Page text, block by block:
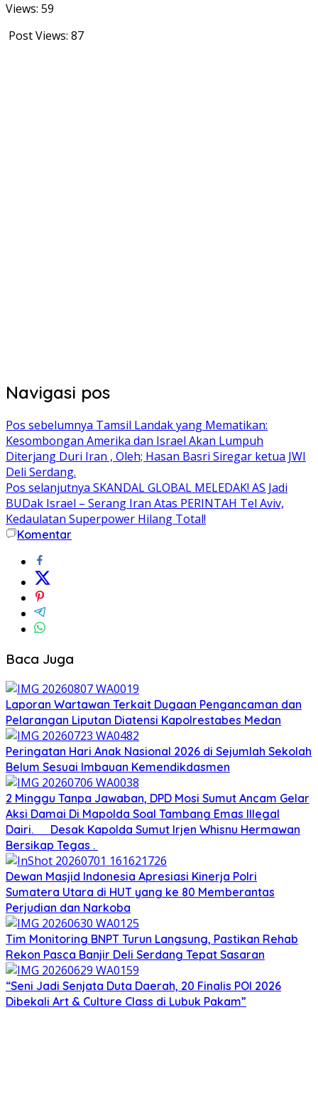
Views: 59
Post Views: 87
Navigasi pos
Pos sebelumnya Tamsil Landak yang Mematikan:
Kesombongan Amerika dan Israel Akan Lumpuh
Diterjang Duri Iran , Oleh; Hasan Basri Siregar ketua JWI
Deli Serdang.
Pos selanjutnya SKANDAL GLOBAL MELEDAK! AS Jadi
BUDak Israel – Serang Iran Atas PERINTAH Tel Aviv,
Kedaulatan Superpower Hilang Total!
Komentar
Baca Juga
Laporan Wartawan Terkait Dugaan Pengancaman dan
Pelarangan Liputan Diatensi Kapolrestabes Medan
Peringatan Hari Anak Nasional 2026 di Sejumlah Sekolah
Belum Sesuai Imbauan Kemendikdasmen
2 Minggu Tanpa Jawaban, DPD Mosi Sumut Ancam Gelar
Aksi Damai Di Mapolda Soal Tambang Emas Illegal
Dairi. Desak Kapolda Sumut Irjen Whisnu Hermawan
Bersikap Tegas .
Dewan Masjid Indonesia Apresiasi Kinerja Polri
Sumatera Utara di HUT yang ke 80 Memberantas
Perjudian dan Narkoba
Tim Monitoring BNPT Turun Langsung, Pastikan Rehab
Rekon Pasca Banjir Deli Serdang Tepat Sasaran
“Seni Jadi Senjata Duta Daerah, 20 Finalis POI 2026
Dibekali Art & Culture Class di Lubuk Pakam”